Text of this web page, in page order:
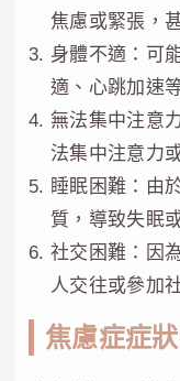
焦慮或緊張，
身體不適：可
適、心跳加速
無法集中注意
法集中注意力
睡眠困難：由
質，導致失眠
社交困難：因
人交往或參加
焦慮症症